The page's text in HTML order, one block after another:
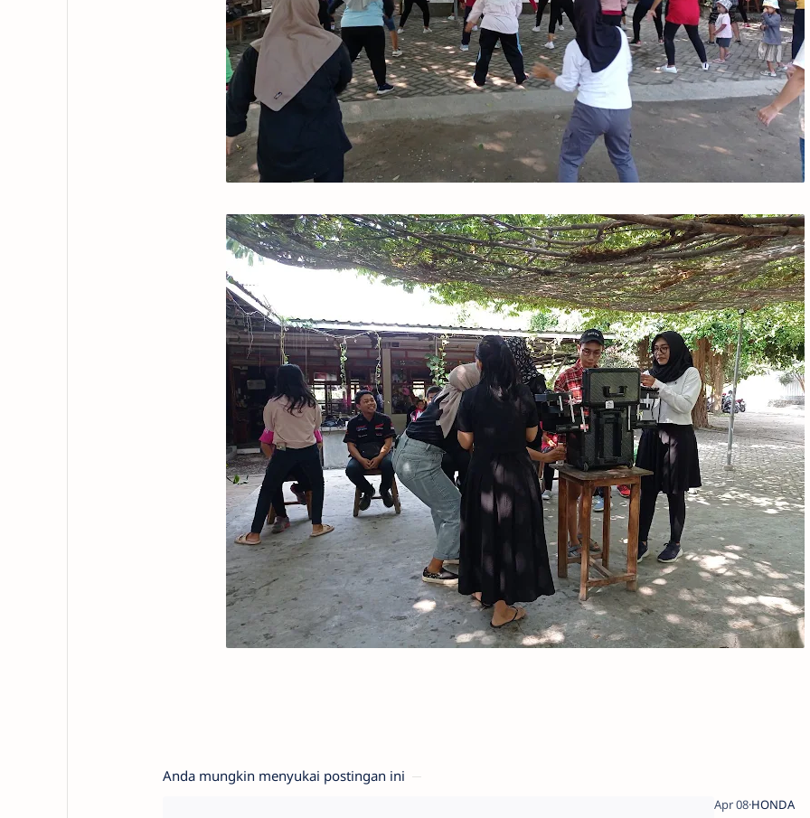
Anda mungkin menyukai postingan ini